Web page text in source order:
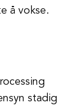
å vokse.
stadig